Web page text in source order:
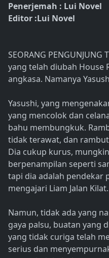
Penerjemah : Lui Novel
Editor :Lui Novel
SEORANG
yang telah diubah House
angkasa. Namanya
Yasushi, yang
yang mencolok dan
bahu membungkuk.
tidak terawat, dan
Dia cukup kurus,
berpenampilan seperti
tapi dia adalah pendekar
mengajari Liam Jalan Kilat.
Namun, tidak ada yang
gaya palsu, buatan yang
yang tidak curiga telah
serius dan